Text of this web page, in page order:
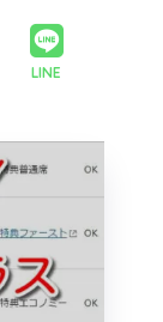
LINE